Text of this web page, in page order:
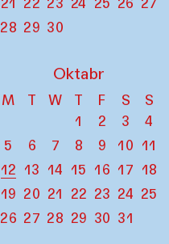
28 29 30
Oktabr
M T W T F S
S
1
2 3
4
5
6 7 8 9 10 11
12 13 14 15 16 17 18
19 20 21 22 23 24 25
26 27 28 29 30 31